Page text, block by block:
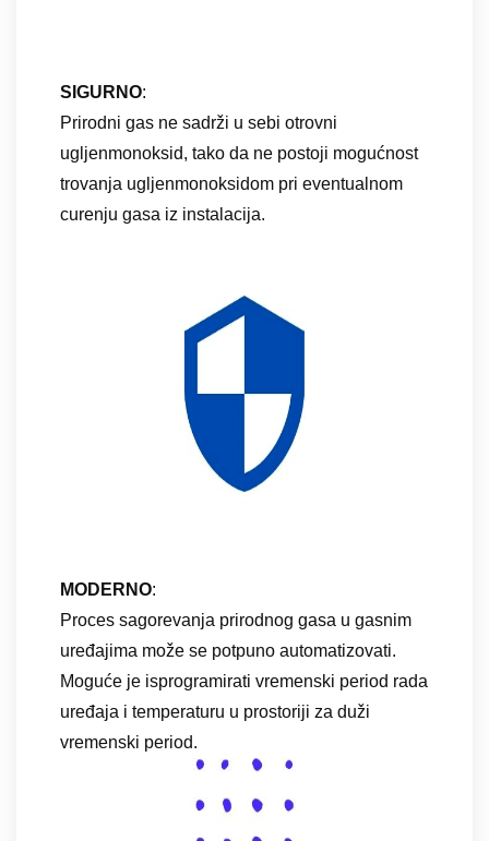
SIGURNO:
Prirodni gas ne sadrži u sebi otrovni
ugljenmonoksid, tako da ne postoji mogućnost
trovanja ugljenmonoksidom pri eventualnom
curenju gasa iz instalacija.
MODERNO:
Proces sagorevanja prirodnog gasa u gasnim
uređajima može se potpuno automatizovati.
Moguće je isprogramirati vremenski period rada
uređaja i temperaturu u prostoriji za duži
vremenski period.